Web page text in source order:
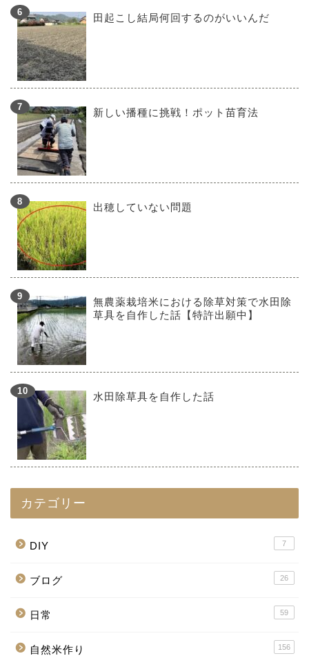
田起こし結局何回するのがいいんだ
新しい播種に挑戦！ポット苗育法
出穂していない問題
無農薬栽培米における除草対策で水田除
草具を自作した話【特許出願中】
水田除草具を自作した話
カテゴリー
DIY 7
ブログ 26
日常 59
自然米作り 156